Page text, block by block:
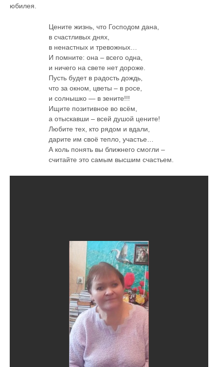
юбилея.
Цените жизнь, что Господом дана,
в счастливых днях,
в ненастных и тревожных…
И помните: она – всего одна,
и ничего на свете нет дороже.
Пусть будет в радость дождь,
что за окном, цветы – в росе,
и солнышко — в зените!!!
Ищите позитивное во всём,
а отыскавши – всей душой цените!
Любите тех, кто рядом и вдали,
дарите им своё тепло, участье…
А коль понять вы ближнего смогли –
считайте это самым высшим счастьем.